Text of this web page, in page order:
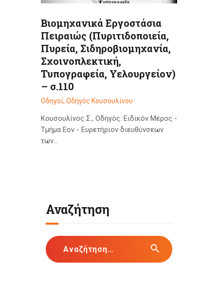
Βιομηχανικά Εργοστάσια
Πειραιώς (Πυριτιδοποιεία,
Πυρεία, Σιδηροβιομηχανία,
Σχοινοπλεκτική,
Τυπογραφεία, Υελουργείον)
– σ.110
Οδηγοί, Οδηγός Κουσουλίνου
Κουσουλίνος Σ., Οδηγός: Ειδικόν Μέρος -
Τμήμα Εον - Ευρετήριον διευθύνσεων
των…
Αναζήτηση
Αναζήτηση
για: